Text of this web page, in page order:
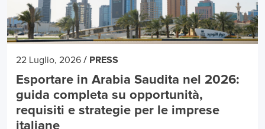
22 Luglio, 2026 / PRESS
Esportare in Arabia Saudita nel 2026:
guida completa su opportunità,
requisiti e strategie per le imprese
italiane